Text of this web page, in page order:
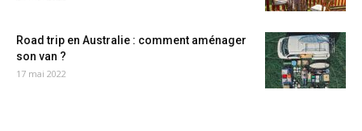
Road trip en Australie : comment aménager
son van ?
17 mai 2022